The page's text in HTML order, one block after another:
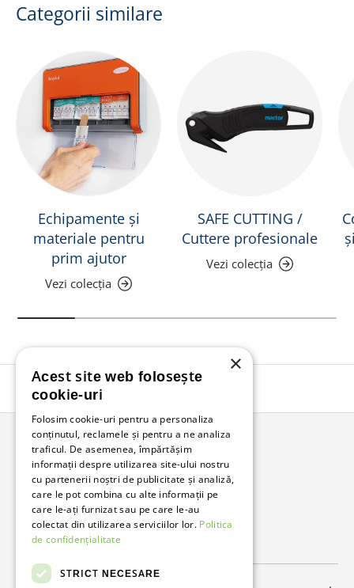
Categorii similare
Echipamente și
materiale pentru
prim ajutor
Vezi colecția
SAFE CUTTING /
Cuttere profesionale
Vezi colecția
Înapoi în sus
Bunzl Romania
Soluții complete pentru afacerea ta.
FacebookLinkedIn
×
Acest site web folosește
cookie-uri
Folosim cookie-uri pentru a personaliza
conținutul, reclamele și pentru a ne analiza
traficul. De asemenea, împărtășim
informații despre utilizarea site-ului nostru
cu partenerii noștri de publicitate și analiză,
care le pot combina cu alte informații pe
care le-ați furnizat sau pe care le-au
colectat din utilizarea serviciilor lor. Politica
de confidențialitate
STRICT NECESARE